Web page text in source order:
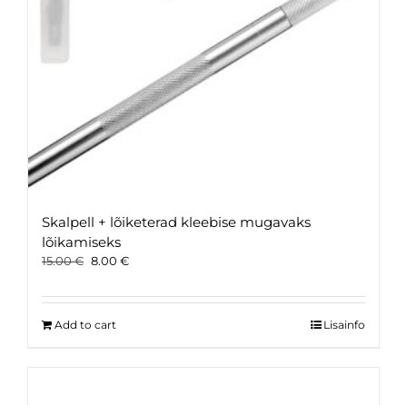
Skalpell + lõiketerad kleebise mugavaks
lõikamiseks
15.00€ Original
was:
8.00 €Current
is:
Add to cart Lisainfo